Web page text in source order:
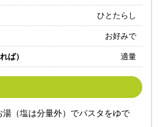
ひとたらし
お好みで
ば） 適量
湯（塩は分量外）でパスタをゆで